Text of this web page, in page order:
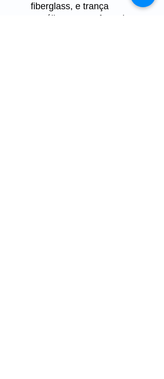
fiberglass, e trança
metálica extra reforçada